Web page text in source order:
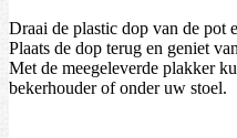
Draai de plastic dop van de pot
Plaats de dop terug en geniet
Met de meegeleverde plakker
bekerhouder of onder uw stoel.